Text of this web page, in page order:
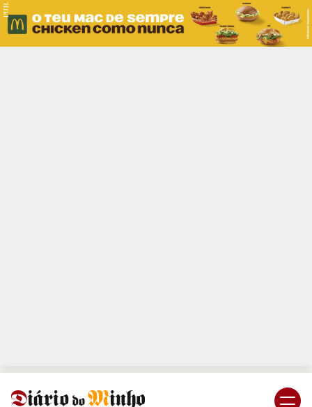
PUB.